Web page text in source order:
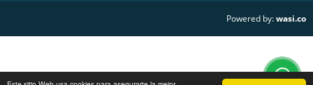
Powered by:wasi.co